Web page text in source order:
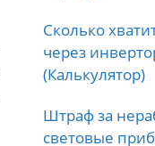
Сколько
через
(Калькулятор)
Штраф за
световые